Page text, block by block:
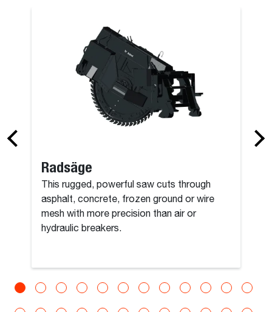
Radsäge
This rugged, powerful saw cuts through
asphalt, concrete, frozen ground or wire
mesh with more precision than air or
hydraulic breakers.